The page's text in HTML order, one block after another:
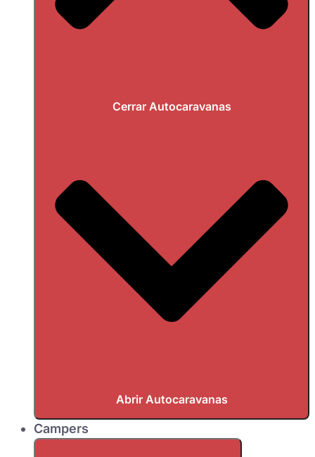
Cerrar Autocaravanas
Abrir Autocaravanas
Campers